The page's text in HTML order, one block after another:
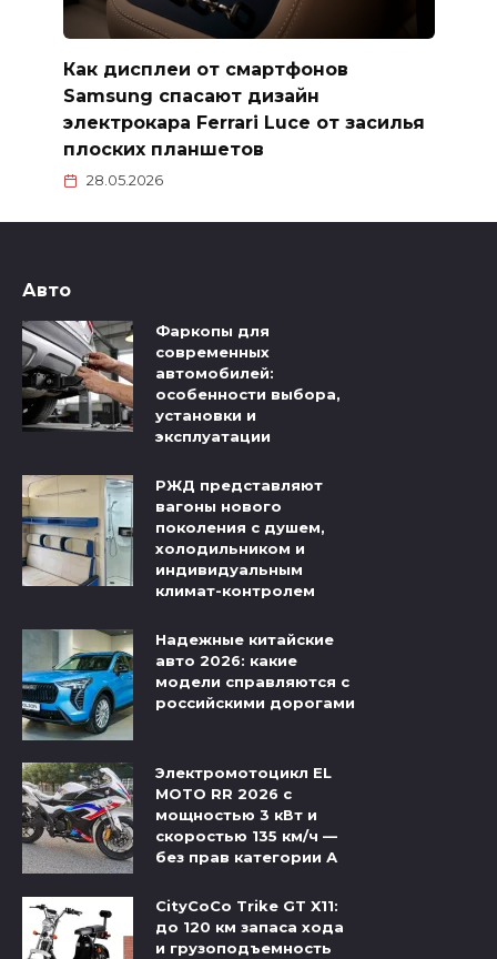
Как дисплеи от смартфонов
Samsung спасают дизайн
электрокара Ferrari Luce от засилья
плоских планшетов
28.05.2026
Авто
Фаркопы для
современных
автомобилей:
особенности выбора,
установки и
эксплуатации
РЖД представляют
вагоны нового
поколения с душем,
холодильником и
индивидуальным
климат-контролем
Надежные китайские
авто 2026: какие
модели справляются с
российскими дорогами
Электромотоцикл EL
MOTO RR 2026 с
мощностью 3 кВт и
скоростью 135 км/ч —
без прав категории А
CityCoCo Trike GT X11:
до 120 км запаса хода
и грузоподъемность